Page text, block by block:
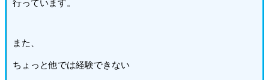
行っています。
また、
ちょっと他では経験できない